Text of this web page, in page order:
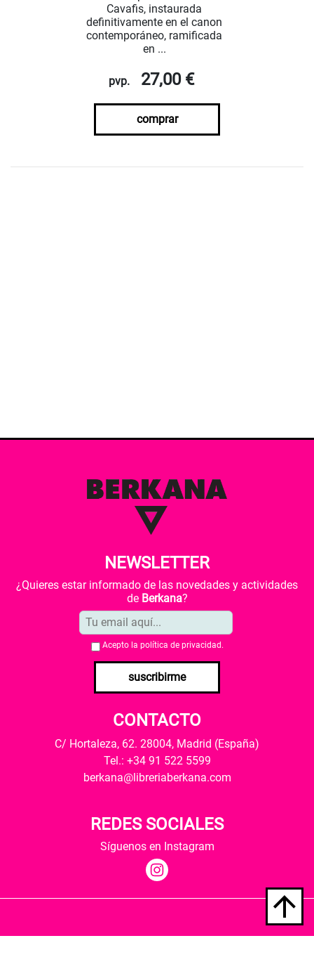
Cavafis, instaurada
definitivamente en el canon
contemporáneo, ramificada
en ...
pvp. 27,00 €
comprar
NEWSLETTER
¿Quieres estar informado de las novedades y actividades
de Berkana?
Acepto la política de privacidad .
suscribirme
CONTACTO
C/ Hortaleza, 62. 28004, Madrid (España)
Tel.: +34 91 522 5599
berkana@libreriaberkana.com
REDES SOCIALES
Síguenos en Instagram